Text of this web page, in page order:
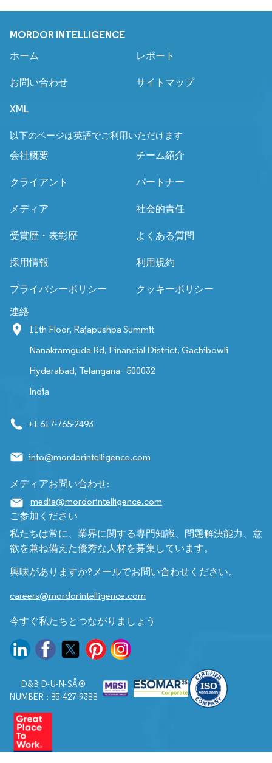
MORDOR INTELLIGENCE
ホーム レポート
お問い合わせ サイトマップ
XML
以下のページは英語でご利用いただけます
会社概要
チーム紹介
クライアント パートナー
メディア 社会的責任
受賞歴・表彰歴 よくある質問
採用情報 利用規約
プライバシーポリシー クッキーポリシー
連絡
11th Floor, Rajapushpa Summit
Nanakramguda Rd, Financial District, Gachibowli
Hyderabad, Telangana - 500032
India
+1 617-765-2493
info@mordorintelligence.com
メディアお問い合わせ:
media@mordorintelligence.com
ご参加ください
私たちは常に、業界に関する専門知識、問題解決能力、意
欲を兼ね備えた優秀な人材を募集しています。
興味がありますか?メールでお問い合わせください。
careers@mordorintelligence.com
今すぐ私たちとつながりましょう
D&B D-U-N-SÂ®
NUMBER : 85-427-9388